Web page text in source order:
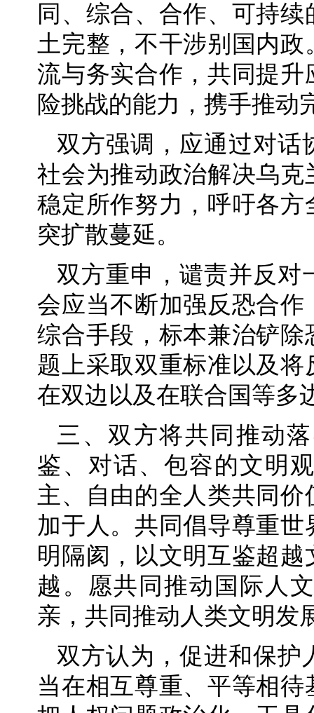
同、综合、合作、可持
土完整，不干涉别国内
流与务实合作，共同提
险挑战的能力，携手推动
双方强调，应通过对话
社会为推动政治解决乌
稳定所作努力，呼吁各
突扩散蔓延。
双方重申，谴责并反对
会应当不断加强反恐合
综合手段，标本兼治铲
题上采取双重标准以及
在双边以及在联合国等多
三、双方将共同推动
鉴、对话、包容的文明
主、自由的全人类共同
加于人。共同倡导尊重
明隔阂，以文明互鉴超
越。愿共同推动国际人
亲，共同推动人类文明发
双方认为，促进和保护
当在相互尊重、平等相